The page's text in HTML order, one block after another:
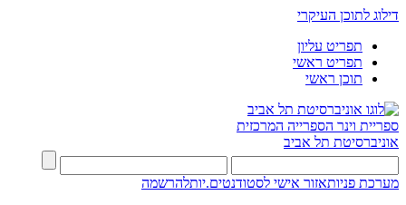
דילוג לתוכן העיקרי
תפריט עליון
תפריט ראשי
תוכן ראשי
ספריית וינר הספרייה המרכזית
אוניברסיטת תל אביב
מערכת פניותאזור אישי לסטודנטים.יותלהרשמה